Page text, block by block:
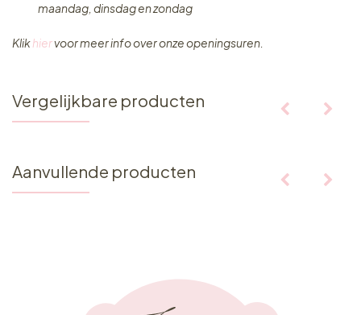
maandag, dinsdag en zondag
Klikhiervoor meer info over onze openingsuren.
Vergelijkbare producten
Aanvullende producten